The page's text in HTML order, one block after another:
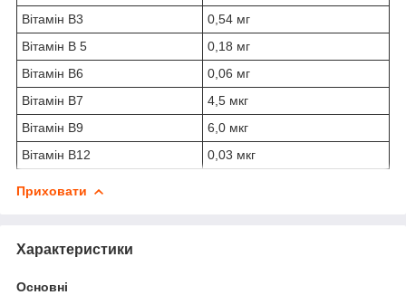
Вітамін В3
0,54 мг
Вітамін B 5
0,18 мг
Вітамін B6
0,06 мг
Вітамін B7
4,5 мкг
Вітамін В9
6,0 мкг
Вітамін B12
0,03 мкг
Приховати
Характеристики
Основні